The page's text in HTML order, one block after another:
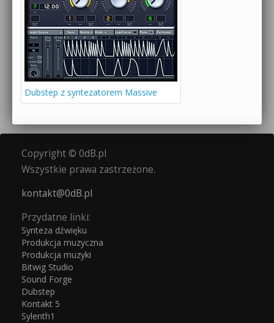
Dubstep z syntezatorem Massive
Copyright © 0dB.pl
Wszystkie prawa zastrzeżone.
kontakt@0dB.pl
Przydatne linki:
Synteza dźwięku
Produkcja muzyczna
Produkcja muzyki
Bitwig Studio
Sound Forge
Dubstep
Kontakt 5
Sylenth1